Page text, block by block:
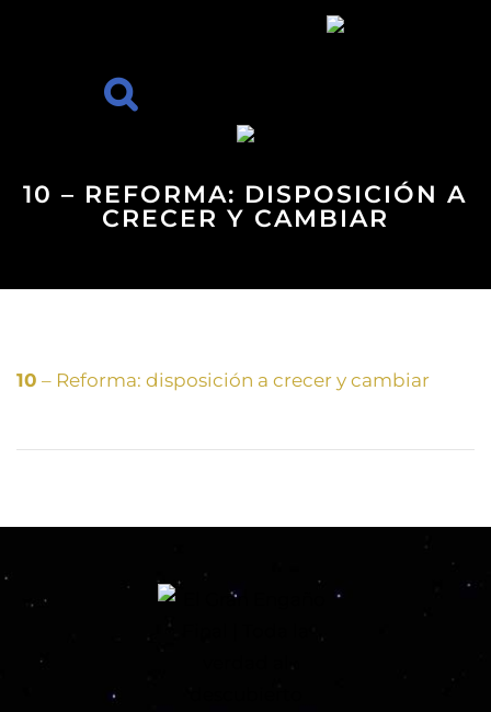
10 – REFORMA: DISPOSICIÓN A
CRECER Y CAMBIAR
10 – Reforma: disposición a crecer y cambiar